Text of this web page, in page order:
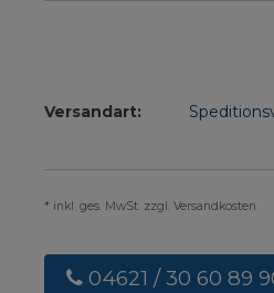
Versandart:
* inkl. ges. MwSt. zzgl. Versandkosten
04621 / 30 60 89